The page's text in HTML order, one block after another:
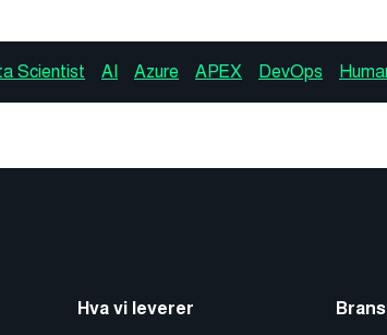
Scientist AI Azure APEX DevOps
Hva vi leverer